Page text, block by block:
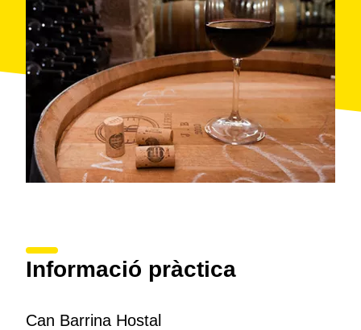
Informació pràctica
Can Barrina Hostal